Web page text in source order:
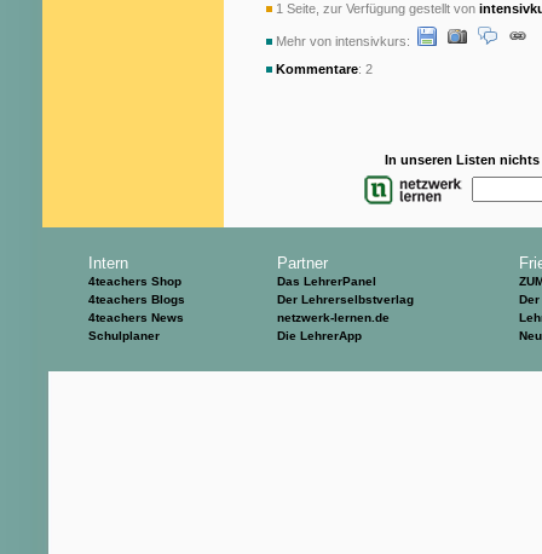
1 Seite, zur Verfügung gestellt von
Mehr von intensivkurs:
Kommentare: 2
In unseren Listen
Intern
4teachers Shop
4teachers Blogs
4teachers News
Schulplaner
Partner
Das LehrerPanel
Der Lehrerselbstverlag
netzwerk-lernen.de
Die LehrerApp